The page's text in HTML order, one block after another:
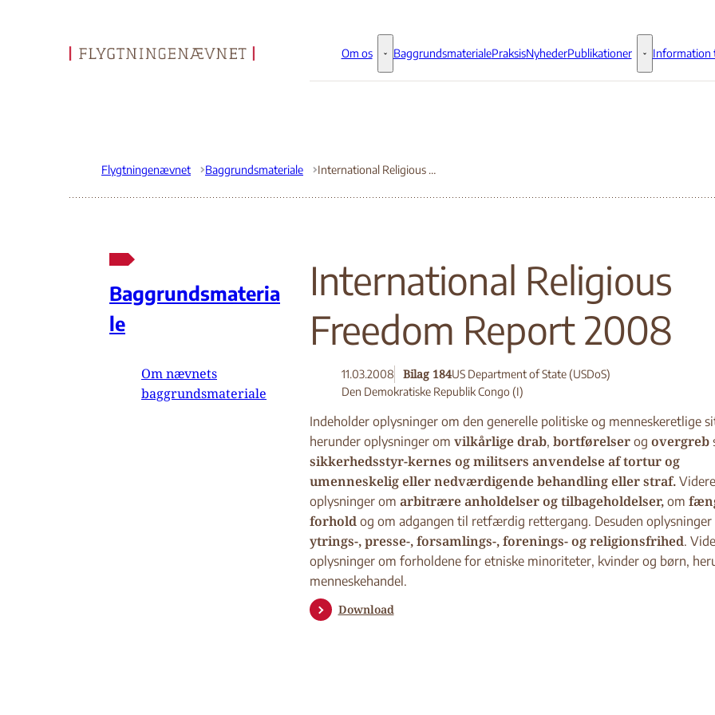
Gå til forsiden
Om os Om os - Flere links
BaggrundsmaterialePraksisNyhederPublikationer Publikationer -
Information
Flygtningenævnet Baggrundsmateriale International Religious Freedom Report 2008
Baggrundsmateria
le
Om nævnets
baggrundsmateriale
International Religious
Freedom Report 2008
11.03.2008 Bilag 184US Department of State (USDoS)
Den Demokratiske Republik Congo (I)
Indeholder oplysninger om den generelle politiske og menneskeretlige
herunder oplysninger om vilkårlige drab, bortførelserog overgreb
sikkerhedsstyr-kernes og militsers anvendelse af tortur og
umenneskelig eller nedværdigende behandling eller straf.Videre
oplysninger om arbitrære anholdelser og tilbageholdelser,om
forholdog om adgangen til retfærdig rettergang. Desuden oplysninger
ytrings-, presse-, forsamlings-, forenings- og religionsfrihed.
oplysninger om forholdene for etniske minoriteter, kvinder og børn,
menneskehandel.
Download